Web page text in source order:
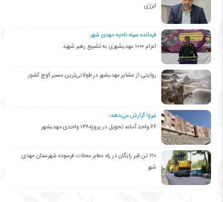
انرژی
فرمانده سپاه ناحیه مهدی شهر:
اعزام ۱۰۰۰ مهدیشهری به تشییع رهبر شهید
روایتی از عشایر مهدیشهر در طولانی‌ترین مسیر کوچ کشور
نیزوا گزارش می‌دهد؛
۶۶ واحد آماده تحویل در پروژه۱۳۸ واحدی مهدیشهر
۲۱۰ تن قیر رایگان در راه معابر محلات فرسوده شهرستان مهدی
شهر